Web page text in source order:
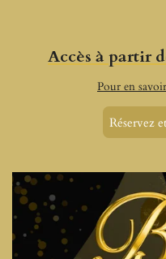
Accès à partir
Pour en
Réservez